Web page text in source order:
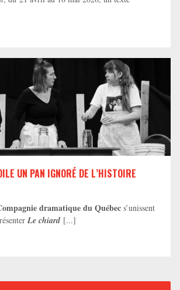
UN PAN IGNORÉ DE L’HISTOIRE
dramatique du Québec s’unissent
Le chiard [...]